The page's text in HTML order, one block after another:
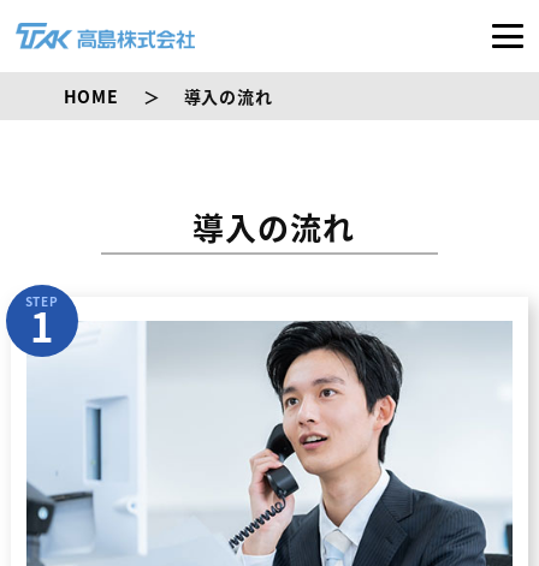
HOME 導入の流れ
導入の流れ
STEP
1